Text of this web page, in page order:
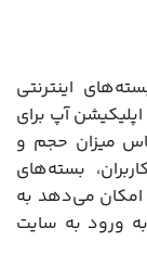
اینترنتی
آپ برای
میزان حجم و
بسته‌های
امکان می‌دهد به
به ورود به سایت